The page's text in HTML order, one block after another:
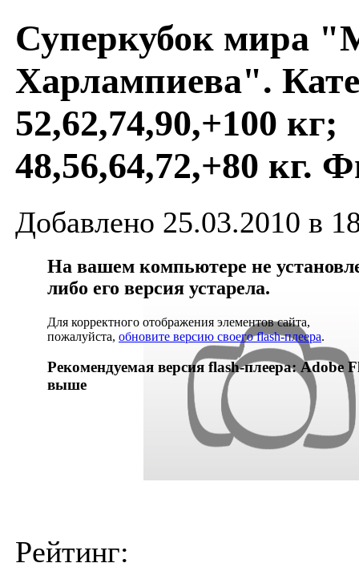
Суперкубок мира
Харлампиева".
52,62,74,90,+100 кг;
48,56,64,72,+80 кг.
Добавлено 25.03.2010 в
На вашем компьютере не
либо его версия устарела.
Для корректного отображения элементов сайта,
пожалуйста, обновите версию своего flash-плеера.
Рекомендуемая версия flash-плеера: Adobe
выше
Рейтинг: